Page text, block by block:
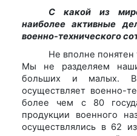
С какой из
наиболее активные
военно-технического
Не вполне
Мы не разделяем
больших и малых.
осуществляет военно-
более чем с 80
продукции военного
осуществлялись в 62